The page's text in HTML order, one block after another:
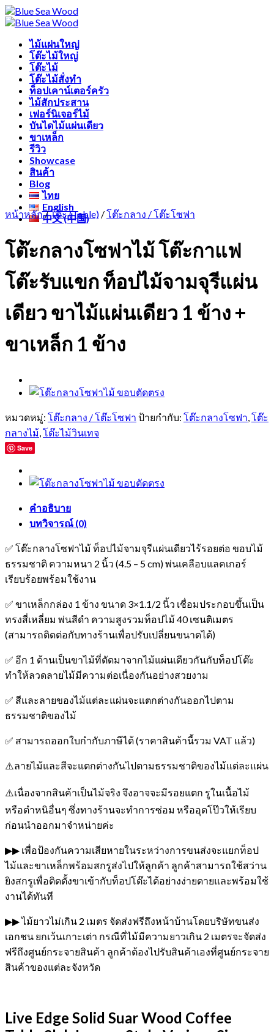
Skip
to
ไม้แผ่นใหญ่
โต๊ะไม้ใหญ่
โต๊ะไม้
โต๊ะไม้สั่งทำ
ท็อปเคาน์เตอร์ครัว
ไม้สักประสาน
เฟอร์นิเจอร์ไม้
บันไดไม้แผ่นเดียว
ขาเหล็ก
รีวิว
Showcase
สินค้า
Blog
ไทย
English
中文 (中国)
หน้าหลัก/โต๊ะ (Table) /โต๊ะกลาง / โต๊ะโซฟา
โต๊ะกลางโซฟาไม้ โต๊ะกาแฟ
โต๊ะรับแขก ท็อปไม้จามจุรีแผ่น
เดียว ขาไม้แผ่นเดียว 1 ข้าง +
ขาเหล็ก 1 ข้าง
หมวดหมู่: โต๊ะกลาง / โต๊ะโซฟา ป้ายกำกับ: โต๊ะกลางโซฟา,โต๊ะ
กลางไม้,โต๊ะไม้วินเทจ
Save
คำอธิบาย
บทวิจารณ์ (0)
✅ โต๊ะกลางโซฟาไม้ ท็อปไม้จามจุรีแผ่นเดียวไร้รอยต่อ ขอบไม้
ธรรมชาติ ความหนา 2 นิ้ว (4.5 – 5 cm) พ่นเคลือบแลคเกอร์
เรียบร้อยพร้อมใช้งาน
✅ ขาเหล็กกล่อง 1 ข้าง ขนาด 3×1.1/2 นิ้ว เชื่อมประกอบขึ้นเป็น
ทรงสี่เหลี่ยม พ่นสีดำ ความสูงรวมท็อปไม้ 40 เซนติเมตร
(สามารถติดต่อกับทางร้านเพื่อปรับเปลี่ยนขนาดได้)
✅ อีก 1 ด้านเป็นขาไม้ที่ตัดมาจากไม้แผ่นเดียวกันกับท็อปโต๊ะ
ทำให้ลวดลายไม้มีความต่อเนื่องกันอย่างสวยงาม
✅ สีและลายของไม้แต่ละแผ่นจะแตกต่างกันออกไปตาม
ธรรมชาติของไม้
✅ สามารถออกใบกำกับภาษีได้ (ราคาสินค้านี้รวม VAT แล้ว)
⚠️ลายไม้และสีจะแตกต่างกันไปตามธรรมชาติของไม้แต่ละแผ่น
⚠️เนื่องจากสินค้าเป็นไม้จริง จึงอาจจะมีรอยแตก รูในเนื้อไม้
หรือตำหนิอื่นๆ ซึ่งทางร้านจะทำการซ่อม หรืออุดโป๊วให้เรียบ
ก่อนนำออกมาจำหน่ายค่ะ
▶▶ เพื่อป้องกันความเสียหายในระหว่างการขนส่งจะแยกท็อป
ไม้และขาเหล็กพร้อมสกรูส่งไปให้ลูกค้า ลูกค้าสามารถใช้สว่าน
ยิงสกรูเพื่อติดตั้งขาเข้ากับท็อปโต๊ะได้อย่างง่ายดายและพร้อมใช้
งานได้ทันที
▶▶ ไม้ยาวไม่เกิน 2 เมตร จัดส่งฟรีถึงหน้าบ้านโดยบริษัทขนส่ง
เอกชน ยกเว้นเกาะเต่า กรณีที่ไม้มีความยาวเกิน 2 เมตรจะจัดส่ง
ฟรีถึงศูนย์กระจายสินค้า ลูกค้าต้องไปรับสินค้าเองที่ศูนย์กระจาย
สินค้าของแต่ละจังหวัด
Live Edge Solid Suar Wood Coffee
Free shipping for all Products (Length not over 2